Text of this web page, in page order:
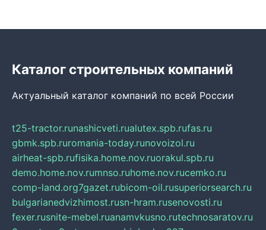
Каталог строительных компаний
Актуальный каталог компаний по всей России
t25-tractor.runashicveti.rualutex.spb.rufas.ru
gbmk.spb.ruromania-today.runovoizol.ru
airheat-spb.rufisika.home.nov.ruorakul.spb.ru
demo.home.nov.rumnso.ruhome.nov.rucemko.ru
comp-land.org7gazet.rubicom-oil.rusuperiorsearch.ru
bulgarianedvizhimost.rusn-hram.rusenovosti.ru
fexer.rusnite-mebel.ruanamvkusno.rutechnosaratov.ru